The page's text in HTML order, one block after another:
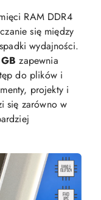
RAM DDR4
się między
wydajności.
GBzapewnia
do plików i
projekty i
się zarówno w